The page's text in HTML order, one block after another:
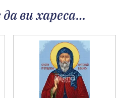
ви хареса…